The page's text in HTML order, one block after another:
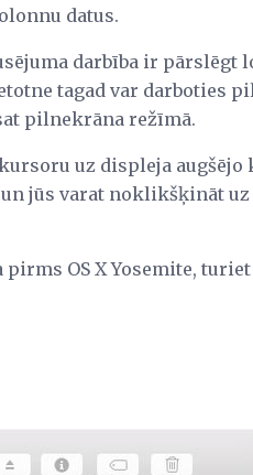
datus.
darbība ir pārslēgt
tagad var darboties
pilnekrāna režīmā.
uz displeja augšējo
jūs varat noklikšķināt uz
OS X Yosemite,